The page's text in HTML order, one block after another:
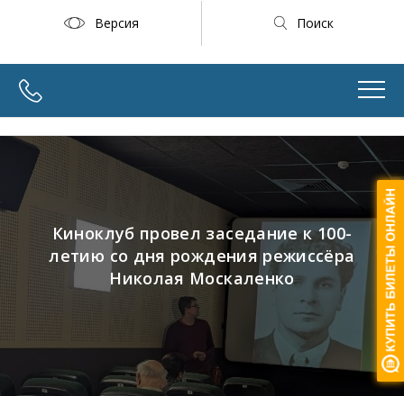
Версия Поиск
Киноклуб провел заседание к 100-
летию со дня рождения режиссёра
Николая Москаленко